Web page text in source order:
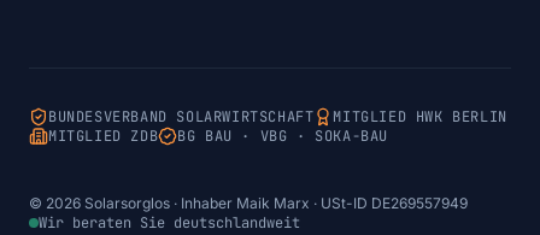
BUNDESVERBAND SOLARWIRTSCHAFT
MITGLIED HWK BERLIN
MITGLIED ZDB
BG BAU · VBG · SOKA-BAU
© 2026 Solarsorglos · Inhaber Maik Marx · USt-ID DE269557949
Wir beraten Sie deutschlandweit